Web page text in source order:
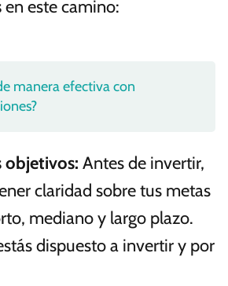
en este camino:
manera efectiva con
objetivos: Antes de invertir,
claridad sobre tus metas
mediano y largo plazo.
dispuesto a invertir y por